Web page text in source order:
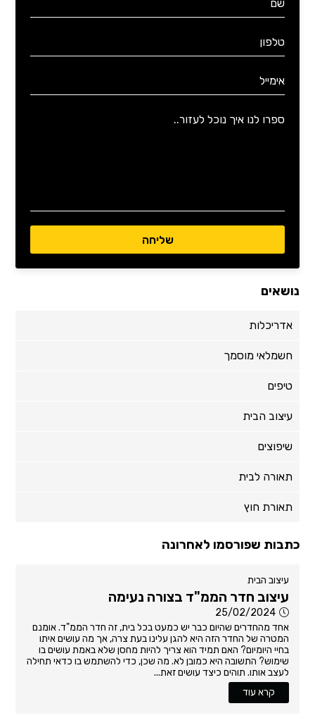
נושאים
אדריכלות
חשמלאי מוסמך
טיפים
עיצוב הבית
שיפוצים
תאורה לבית
תאורת חוץ
כתבות שפורסמו לאחרונה
עיצוב הבית
עיצוב חדר הממ"ד בצורה נעימה
25/02/2024
אחד מהחדרים שהיום כבר יש כמעט בכל בית, זה חדר הממ"ד. אומנם
המטרה של החדר הזה היא להגן עלינו בעת צרה, אך מה עושים איתו
בחיי היומיום? האם תמיד הוא צריך להיות מחסן שלא באמת עושים בו
שימוש? התשובה היא כמובן לא. מה שכן, כדי להשתמש בו כדאי תחילה
לעצב אותו. תוהים כיצד עושים זאת...
קרא עוד